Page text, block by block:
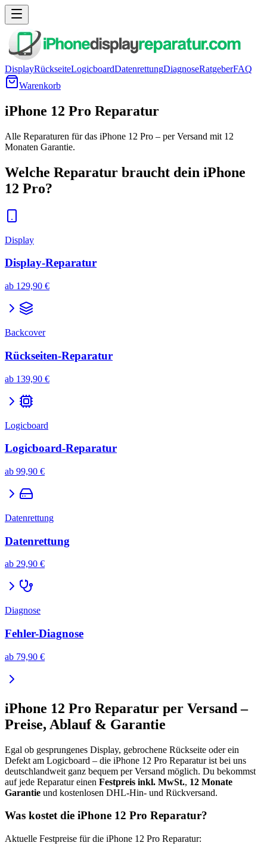
DisplayRückseiteLogicboardDatenrettungDiagnoseRatgeberFAQ
Warenkorb
iPhone 12 Pro Reparatur
Alle Reparaturen für das iPhone 12 Pro – per Versand mit 12
Monaten Garantie.
Welche Reparatur braucht dein iPhone
12 Pro?
Display
Display-Reparatur
ab 129,90 €
Backcover
Rückseiten-Reparatur
ab 139,90 €
Logicboard
Logicboard-Reparatur
ab 99,90 €
Datenrettung
Datenrettung
ab 29,90 €
Diagnose
Fehler-Diagnose
ab 79,90 €
iPhone 12 Pro Reparatur per Versand –
Preise, Ablauf & Garantie
Egal ob gesprungenes Display, gebrochene Rückseite oder ein
Defekt am Logicboard – die iPhone 12 Pro Reparatur ist bei uns
deutschlandweit ganz bequem per Versand möglich. Du bekommst
auf jede Reparatur einen Festpreis inkl. MwSt., 12 Monate
Garantie und kostenlosen DHL-Hin- und Rückversand.
Was kostet die iPhone 12 Pro Reparatur?
Aktuelle Festpreise für die iPhone 12 Pro Reparatur: